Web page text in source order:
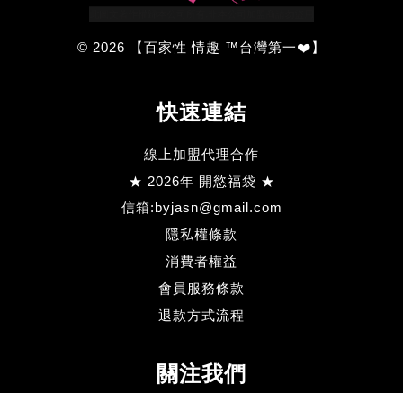
© 2026 【百家性 情趣 ™台灣第一❤️】
快速連結
線上加盟代理合作
★ 2026年 開慾福袋 ★
信箱:byjasn@gmail.com
隱私權條款
消費者權益
會員服務條款
退款方式流程
關注我們